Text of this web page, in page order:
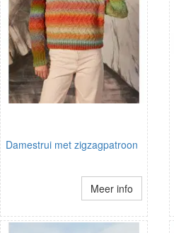
Damestrui met zigzagpatroon
Meer info